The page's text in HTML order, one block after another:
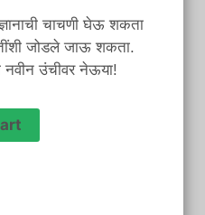
ज्ञानाची चाचणी घेऊ शकता
जोडले जाऊ शकता.
नवीन उंचीवर नेऊया!